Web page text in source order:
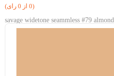
(0 از 0 رای)
savage widetone seammless #79 almond